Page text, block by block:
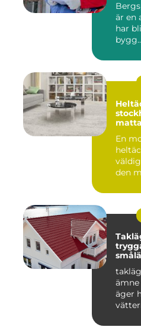
är en
har
stockholm så
En
den
äger